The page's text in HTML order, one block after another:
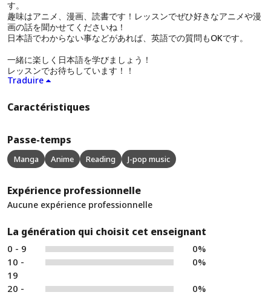
す。
趣味はアニメ、漫画、読書です！レッスンでぜひ好きなアニメや漫
画の話を聞かせてくださいね！
日本語でわからない事などがあれば、英語での質問もOKです。
一緒に楽しく日本語を学びましょう！
レッスンでお待ちしています！！
Traduire
Caractéristiques
Passe-temps
Manga Anime Reading J-pop music
Expérience professionnelle
Aucune expérience professionnelle
La génération qui choisit cet enseignant
0 - 9
0%
10 -
19
0%
20 -
0%